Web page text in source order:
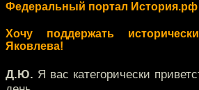
Федеральный портал История.рф
Хочу поддержать
Яковлева!
Д.Ю. Я вас категорически